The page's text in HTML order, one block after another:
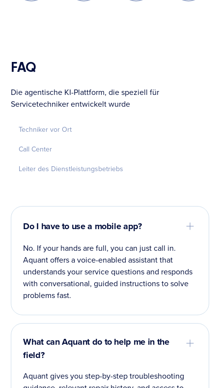
FAQ
Die agentische KI-Plattform, die speziell für
Servicetechniker entwickelt wurde
Techniker vor Ort
Call Center
Leiter des Dienstleistungsbetriebs
Do I have to use a mobile app?
No. If your hands are full, you can just call in.
Aquant offers a voice-enabled assistant that
understands your service questions and responds
with conversational, guided instructions to solve
problems fast.
What can Aquant do to help me in the
field?
Aquant gives you step-by-step troubleshooting